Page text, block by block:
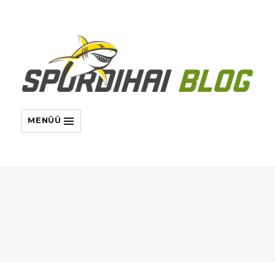
MENÜÜ